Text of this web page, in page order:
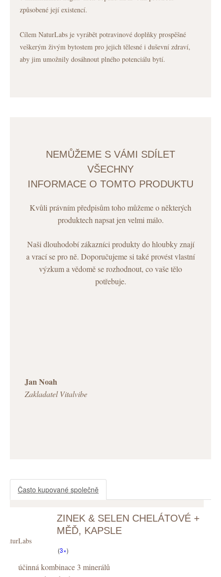
způsobené její existencí.
Cílem NaturLabs je vyrábět potravinové doplňky prospěšné
veškerým živým bytostem pro jejich tělesné i duševní zdraví,
aby jim umožnily dosáhnout plného potenciálu bytí.
NEMŮŽEME S VÁMI SDÍLET
VŠECHNY
INFORMACE O TOMTO PRODUKTU
Kvůli právním předpisům toho můžeme o některých
produktech napsat jen velmi málo.
Naši dlouhodobí zákazníci produkty do hloubky znají
a vrací se pro ně. Doporučujeme si také provést vlastní
výzkum a vědomě se rozhodnout, co vaše tělo
potřebuje.
Jan Noah
Zakladatel Vitalvibe
Často kupované společně
ZINEK & SELEN CHELÁTOVÉ +
MĚĎ, KAPSLE
NaturLabs
(3×)
účinná kombinace 3 minerálů